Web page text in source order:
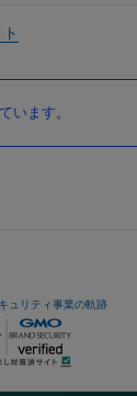
います。
ュリティ事業の軌跡